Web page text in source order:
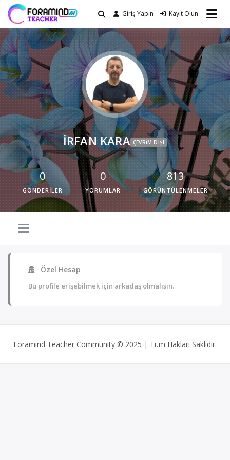
FORAMIND Teacher
Community
Giriş Yapın Kayıt Olun
İRFAN KARA ÇEVRIM DIŞI
0
GÖNDERILER
0
YORUMLAR
813
GÖRÜNTÜLENMELER
Özel Hesap
Bu profile erişebilmek için arkadaş olmalısın.
Foramind Teacher Community © 2025 | Tüm Hakları Saklıdır.